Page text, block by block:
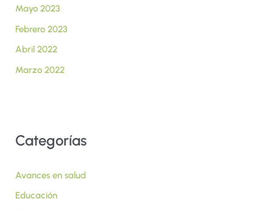
Mayo 2023
Febrero 2023
Abril 2022
Marzo 2022
Categorías
Avances en salud
Educación